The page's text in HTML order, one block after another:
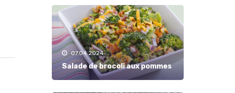
07.04.2024
Salade de brocoli aux pommes